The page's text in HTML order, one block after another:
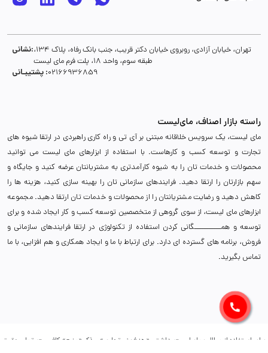
نشانی:تهران، خیابان آزادی، روبروی خیابان دکتر قریب، جنب بانک رفاه، پلاک 134،
طبقه سوم، واحد 18، پلت فرم مای لیست
پشتیبـانی :02166936859
راسته بازار اصناف، مای‌لیست
مای لیست، یک سرویس خلاقانه مبتنی بر آی تی و راه کاری راهبردی در ارتقا شیوه های
تجارت و توسعه کسب و کارهاست. با استفاده از ابزارهای مای لیست می توانید
محصولات و خدمات تان را به شیوه کارآمدتری به مشتریانتان عرضه کنید و جایگاه و
سهم بازارتان را ارتقا دهید. فرایندهای سازمانی تان را بهینه سازی کنید، هزینه ها را
کاهش دهید و رضایت مشتریانتان را از محصولات و خدمات تان ارتقا دهید. مجموعه
ابزارهای مای لیست، از سوی گروهی از متخصصین توسعه کسب و کار ایجاد شده و برای
توسعه و همـــــــــــگانی کردن استفاده از تکنولوژی در ارتقا فرایندهای سازمانی و
فروش، برنامه های گسترده ای دارد. برای ارتباط با ما و ایجاد همکاری و هم افزایی، با ما
تماس بگیرید.
برای استفاده از مطالب مای‌لیست، داشتن «هدف غیرتجاری» و ذکر «منبع» کافیست. تمام حقوق